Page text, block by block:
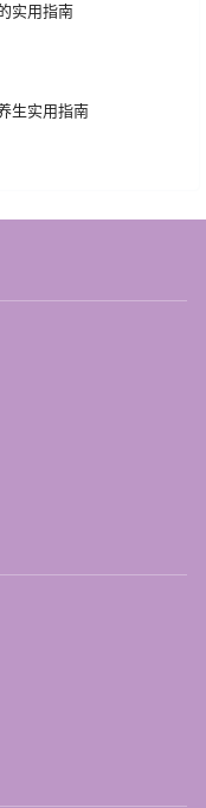
实用指南
生实用指南